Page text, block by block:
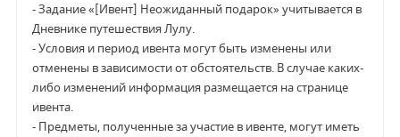
- Задание «[Ивент] Неожиданный подарок» учитывается в
Дневнике путешествия Лулу.
- Условия и период ивента могут быть изменены или
отменены в зависимости от обстоятельств. В случае каких-
либо изменений информация размещается на странице
ивента.
- Предметы, полученные за участие в ивенте, могут иметь